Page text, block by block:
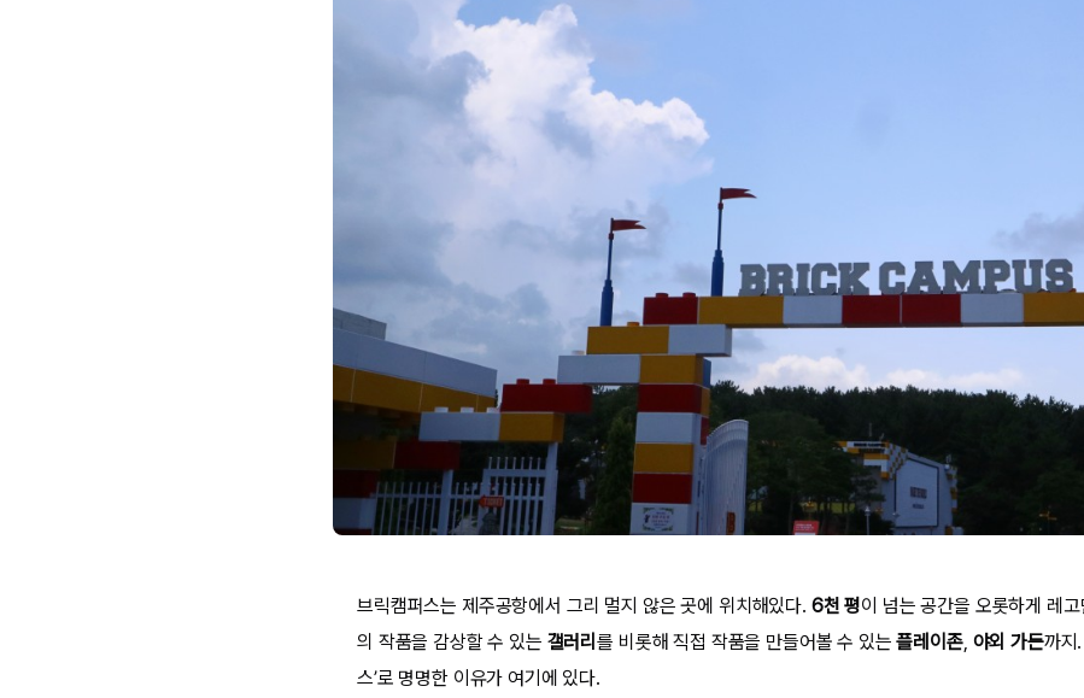
브릭캠퍼스는 제주공항에서 그리 멀지 않은 곳에 위치해있다. 6천 평이 넘는 공간을 오롯하게 레
의 작품을 감상할 수 있는 갤러리를 비롯해 직접 작품을 만들어볼 수 있는플레이존, 야외 가든까지
스’로 명명한 이유가 여기에 있다.